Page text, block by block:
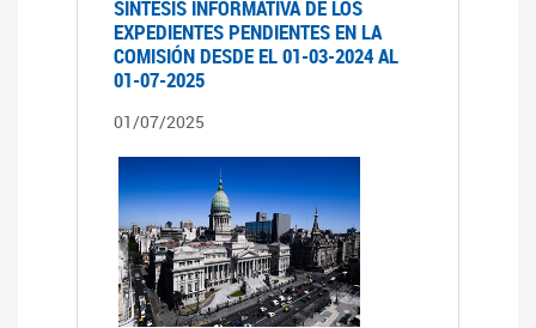
SÍNTESIS INFORMATIVA DE LOS
EXPEDIENTES PENDIENTES EN LA
COMISIÓN DESDE EL 01-03-2024 AL
01-07-2025
01/07/2025